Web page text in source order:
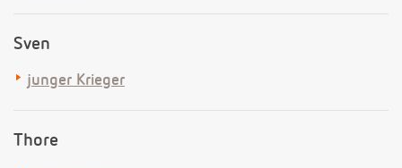
Sven
junger Krieger
Thore